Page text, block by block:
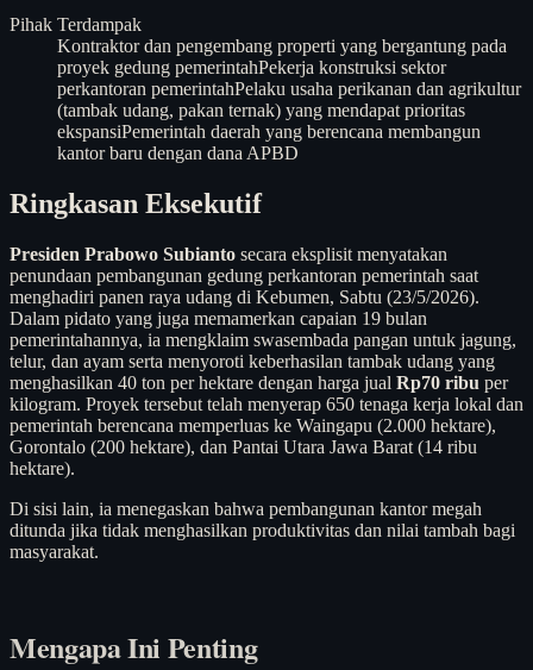
Pihak Terdampak
Kontraktor dan pengembang properti yang bergantung pada
proyek gedung pemerintahPekerja konstruksi sektor
perkantoran pemerintahPelaku usaha perikanan dan agrikultur
(tambak udang, pakan ternak) yang mendapat prioritas
ekspansiPemerintah daerah yang berencana membangun
kantor baru dengan dana APBD
Ringkasan Eksekutif
Presiden Prabowo Subianto secara eksplisit menyatakan
penundaan pembangunan gedung perkantoran pemerintah saat
menghadiri panen raya udang di Kebumen, Sabtu (23/5/2026).
Dalam pidato yang juga memamerkan capaian 19 bulan
pemerintahannya, ia mengklaim swasembada pangan untuk jagung,
telur, dan ayam serta menyoroti keberhasilan tambak udang yang
menghasilkan 40 ton per hektare dengan harga jual Rp70 ribu per
kilogram. Proyek tersebut telah menyerap 650 tenaga kerja lokal dan
pemerintah berencana memperluas ke Waingapu (2.000 hektare),
Gorontalo (200 hektare), dan Pantai Utara Jawa Barat (14 ribu
hektare).
Di sisi lain, ia menegaskan bahwa pembangunan kantor megah
ditunda jika tidak menghasilkan produktivitas dan nilai tambah bagi
masyarakat.
Mengapa Ini Penting